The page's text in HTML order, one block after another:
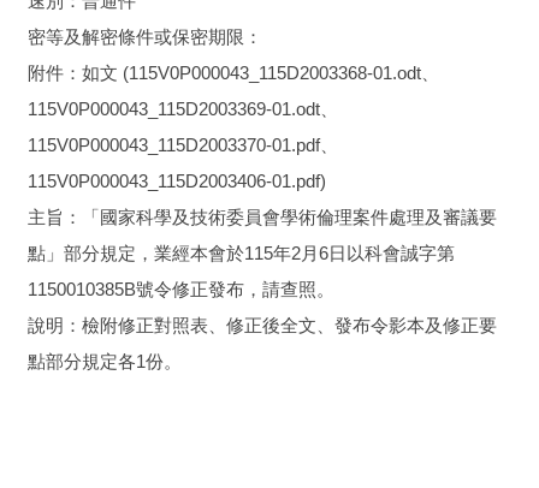
密等及解密條件或保密期限：
附件：如文 (115V0P000043_115D2003368-01.odt、
115V0P000043_115D2003369-01.odt、
115V0P000043_115D2003370-01.pdf、
115V0P000043_115D2003406-01.pdf)
主旨：「國家科學及技術委員會學術倫理案件處理及審議要
點」部分規定，業經本會於115年2月6日以科會誠字第
1150010385B號令修正發布，請查照。
說明：檢附修正對照表、修正後全文、發布令影本及修正要
點部分規定各1份。